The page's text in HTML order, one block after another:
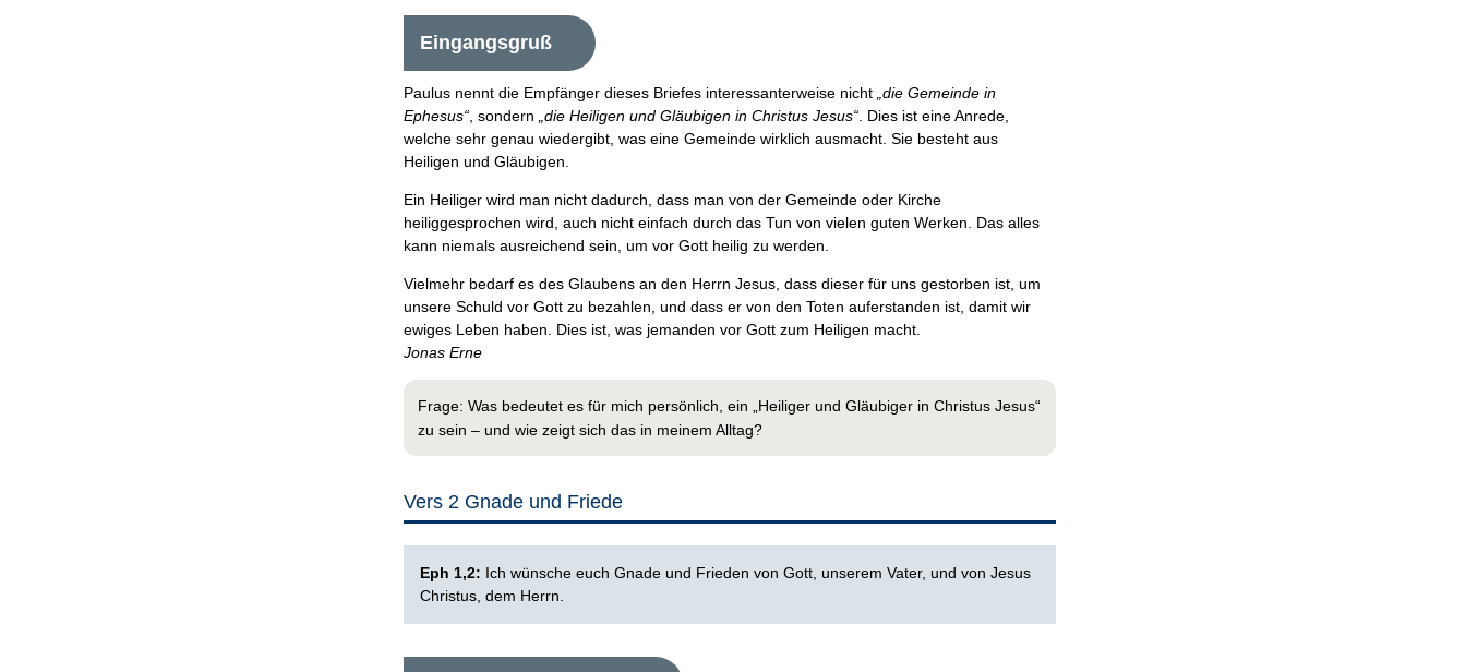
Eingangsgruß
Paulus nennt die Empfänger dieses Briefes interessanterweise nicht „die Gemeinde in
Ephesus“ , sondern „die Heiligen und Gläubigen in Christus Jesus“ . Dies ist eine Anrede,
welche sehr genau wiedergibt, was eine Gemeinde wirklich ausmacht. Sie besteht aus
Heiligen und Gläubigen.
Ein Heiliger wird man nicht dadurch, dass man von der Gemeinde oder Kirche
heiliggesprochen wird, auch nicht einfach durch das Tun von vielen guten Werken. Das alles
kann niemals ausreichend sein, um vor Gott heilig zu werden.
Vielmehr bedarf es des Glaubens an den Herrn Jesus, dass dieser für uns gestorben ist, um
unsere Schuld vor Gott zu bezahlen, und dass er von den Toten auferstanden ist, damit wir
ewiges Leben haben. Dies ist, was jemanden vor Gott zum Heiligen macht.
Jonas Erne
Frage: Was bedeutet es für mich persönlich, ein „Heiliger und Gläubiger in Christus Jesus“
zu sein – und wie zeigt sich das in meinem Alltag?
Vers 2 Gnade und Friede
Eph 1,2: Ich wünsche euch Gnade und Frieden von Gott, unserem Vater, und von Jesus
Christus, dem Herrn.